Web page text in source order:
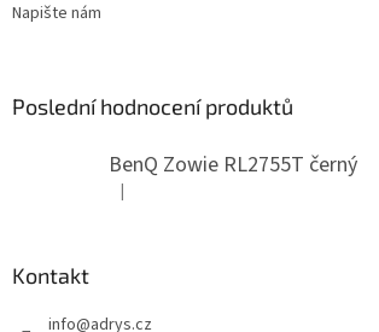
Napište nám
Poslední hodnocení produktů
BenQ Zowie RL2755T černý
Hodnocení produktu je 5 z 5 hvězdiček.
|
Kontakt
info@adrys.cz